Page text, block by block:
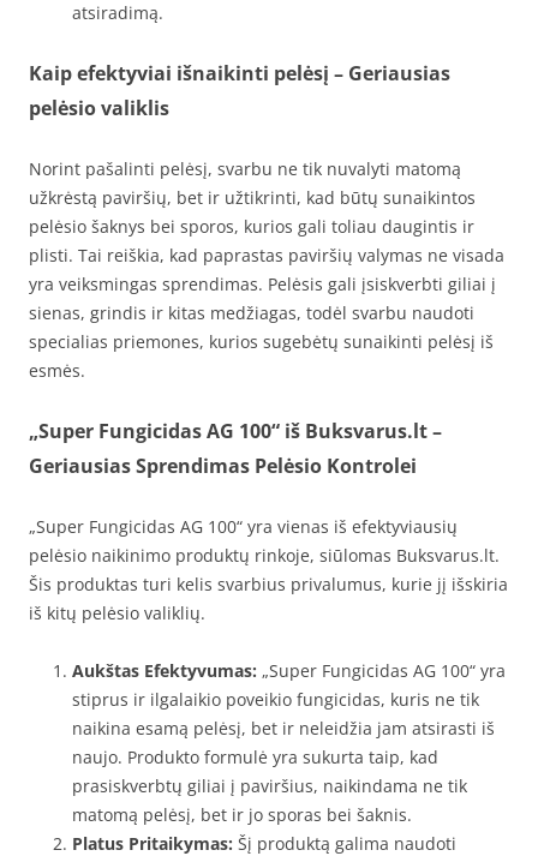
atsiradimą.
Kaip efektyviai išnaikinti pelėsį – Geriausias
pelėsio valiklis
Norint pašalinti pelėsį, svarbu ne tik nuvalyti matomą
užkrėstą paviršių, bet ir užtikrinti, kad būtų sunaikintos
pelėsio šaknys bei sporos, kurios gali toliau daugintis ir
plisti. Tai reiškia, kad paprastas paviršių valymas ne visada
yra veiksmingas sprendimas. Pelėsis gali įsiskverbti giliai į
sienas, grindis ir kitas medžiagas, todėl svarbu naudoti
specialias priemones, kurios sugebėtų sunaikinti pelėsį iš
esmės.
„Super Fungicidas AG 100“ iš Buksvarus.lt –
Geriausias Sprendimas Pelėsio Kontrolei
„Super Fungicidas AG 100“ yra vienas iš efektyviausių
pelėsio naikinimo produktų rinkoje, siūlomas Buksvarus.lt.
Šis produktas turi kelis svarbius privalumus, kurie jį išskiria
iš kitų pelėsio valiklių.
Aukštas Efektyvumas: „Super Fungicidas AG 100“ yra
stiprus ir ilgalaikio poveikio fungicidas, kuris ne tik
naikina esamą pelėsį, bet ir neleidžia jam atsirasti iš
naujo. Produkto formulė yra sukurta taip, kad
prasiskverbtų giliai į paviršius, naikindama ne tik
matomą pelėsį, bet ir jo sporas bei šaknis.
Platus Pritaikymas: Šį produktą galima naudoti